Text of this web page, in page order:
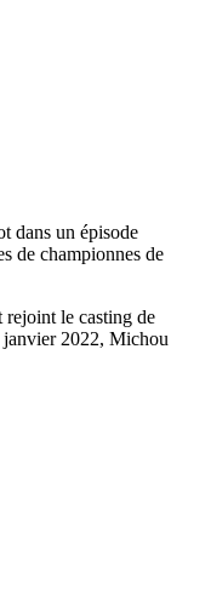
dans un épisode
de championnes de
rejoint le casting de
janvier 2022, Michou